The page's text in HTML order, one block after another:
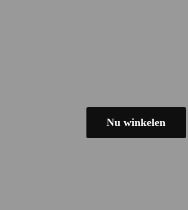
Nu winkelen